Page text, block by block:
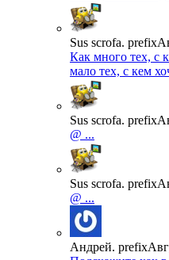
Sus scrofa.
Как много тех, с
мало тех, с кем
Sus scrofa.
@ ...
Sus scrofa.
@ ...
Андрей.